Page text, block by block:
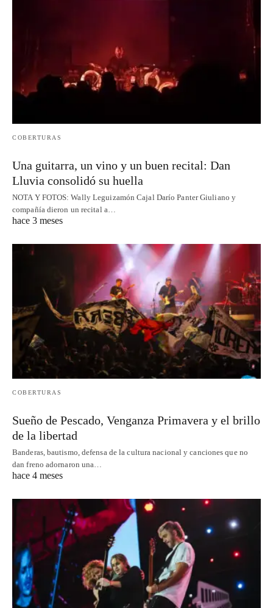
COBERTURAS
Una guitarra, un vino y un buen recital: Dan
Lluvia consolidó su huella
NOTA Y FOTOS: Wally Leguizamón Cajal Darío Panter Giuliano y
compañía dieron un recital a…
hace 3 meses
COBERTURAS
Sueño de Pescado, Venganza Primavera y el brillo
de la libertad
Banderas, bautismo, defensa de la cultura nacional y canciones que no
dan freno adornaron una…
hace 4 meses